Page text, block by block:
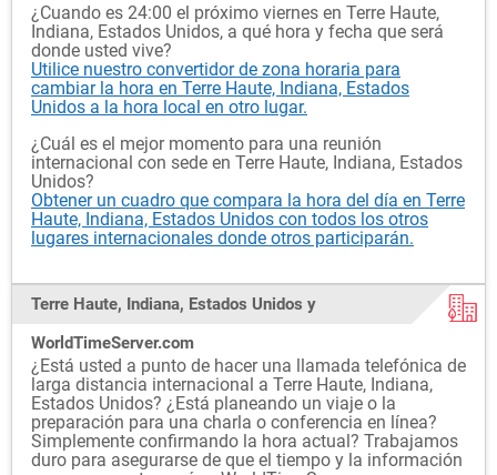
¿Cuando es 24:00 el próximo viernes en Terre Haute,
Indiana, Estados Unidos, a qué hora y fecha que será
donde usted vive?
Utilice nuestro convertidor de zona horaria para
cambiar la hora en Terre Haute, Indiana, Estados
Unidos a la hora local en otro lugar.
¿Cuál es el mejor momento para una reunión
internacional con sede en Terre Haute, Indiana, Estados
Unidos?
Obtener un cuadro que compara la hora del día en Terre
Haute, Indiana, Estados Unidos con todos los otros
lugares internacionales donde otros participarán.
Terre Haute, Indiana, Estados Unidos y
WorldTimeServer.com
¿Está usted a punto de hacer una llamada telefónica de
larga distancia internacional a Terre Haute, Indiana,
Estados Unidos? ¿Está planeando un viaje o la
preparación para una charla o conferencia en línea?
Simplemente confirmando la hora actual? Trabajamos
duro para asegurarse de que el tiempo y la información